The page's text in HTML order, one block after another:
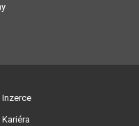
Inzerce
Kariéra